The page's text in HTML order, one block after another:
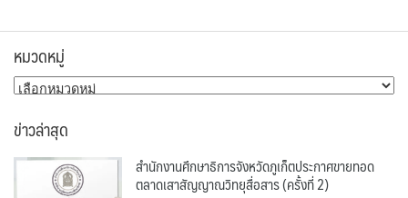
หมวดหมู่
หมวด
ข่าวล่าสุด
สำนักงานศึกษาธิการจังหวัดภูเก็ตประกาศขายทอด
ตลาดเสาสัญญาณวิทยุสื่อสาร (ครั้งที่ 2)